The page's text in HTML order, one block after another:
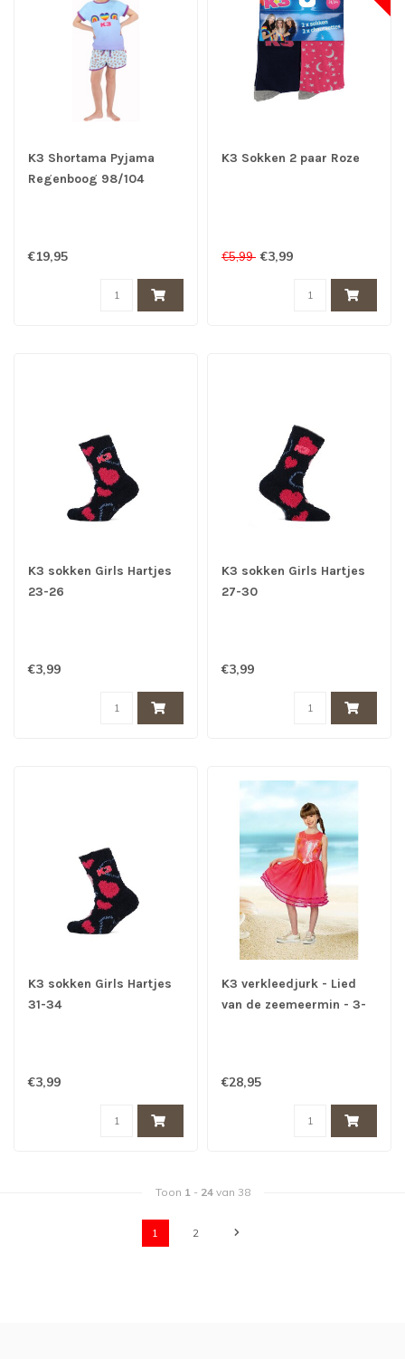
K3 Shortama Pyjama
Regenboog 98/104
€19,95
K3 Sokken 2 paar Roze
€5,99 €3,99
K3 sokken Girls Hartjes
23-26
€3,99
K3 sokken Girls Hartjes
27-30
€3,99
K3 sokken Girls Hartjes
31-34
€3,99
K3 verkleedjurk - Lied
van de zeemeermin - 3-
€28,95
Toon 1- 24van 38
1 2